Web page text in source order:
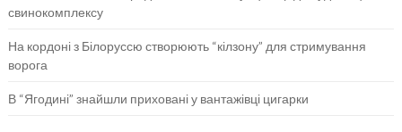
свинокомплексу
На кордоні з Білоруссю створюють “кілзону” для стримування
ворога
В “Ягодині” знайшли приховані у вантажівці цигарки